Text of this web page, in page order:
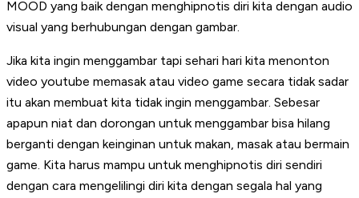
MOOD yang baik dengan menghipnotis diri kita dengan audio
visual yang berhubungan dengan gambar.
Jika kita ingin menggambar tapi sehari hari kita menonton
video youtube memasak atau video game secara tidak sadar
itu akan membuat kita tidak ingin menggambar. Sebesar
apapun niat dan dorongan untuk menggambar bisa hilang
berganti dengan keinginan untuk makan, masak atau bermain
game. Kita harus mampu untuk menghipnotis diri sendiri
dengan cara mengelilingi diri kita dengan segala hal yang